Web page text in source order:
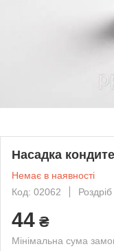
Насадка
Немає в наявності
Код: 02062
Роздріб
44 ₴
Мінімальна сума